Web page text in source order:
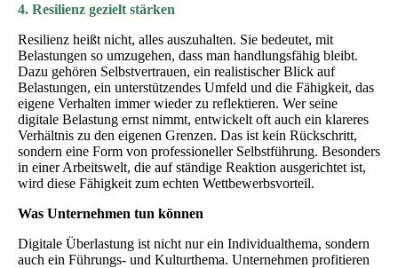
4. Resilienz gezielt stärken
Resilienz heißt nicht, alles auszuhalten. Sie bedeutet, mit
Belastungen so umzugehen, dass man handlungsfähig bleibt.
Dazu gehören Selbstvertrauen, ein realistischer Blick auf
Belastungen, ein unterstützendes Umfeld und die Fähigkeit, das
eigene Verhalten immer wieder zu reflektieren. Wer seine
digitale Belastung ernst nimmt, entwickelt oft auch ein klareres
Verhältnis zu den eigenen Grenzen. Das ist kein Rückschritt,
sondern eine Form von professioneller Selbstführung. Besonders
in einer Arbeitswelt, die auf ständige Reaktion ausgerichtet ist,
wird diese Fähigkeit zum echten Wettbewerbsvorteil.
Was Unternehmen tun können
Digitale Überlastung ist nicht nur ein Individualthema, sondern
auch ein Führungs- und Kulturthema. Unternehmen profitieren